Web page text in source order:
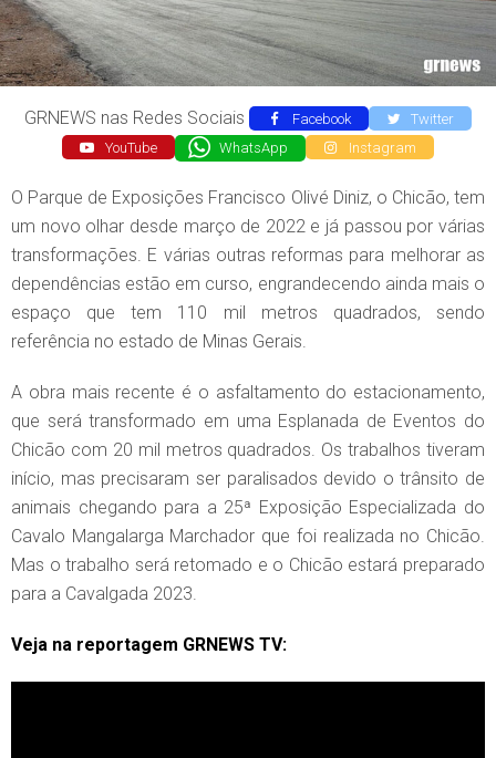
GRNEWS nas Redes Sociais Facebook
Twitter
YouTube
WhatsApp Instagram
O Parque de Exposições Francisco Olivé Diniz, o Chicão, tem
um novo olhar desde março de 2022 e já passou por várias
transformações. E várias outras reformas para melhorar as
dependências estão em curso, engrandecendo ainda mais o
espaço que tem 110 mil metros quadrados, sendo
referência no estado de Minas Gerais.
A obra mais recente é o asfaltamento do estacionamento,
que será transformado em uma Esplanada de Eventos do
Chicão com 20 mil metros quadrados. Os trabalhos tiveram
início, mas precisaram ser paralisados devido o trânsito de
animais chegando para a 25ª Exposição Especializada do
Cavalo Mangalarga Marchador que foi realizada no Chicão.
Mas o trabalho será retomado e o Chicão estará preparado
para a Cavalgada 2023.
Veja na reportagem GRNEWS TV: